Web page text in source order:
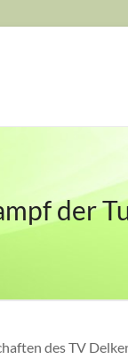
der
des TV